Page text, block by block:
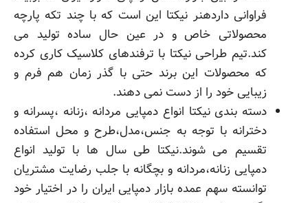
فراوانی داردهنر نیکتا این است که با چند تکه پارچه
محصولاتی خاص و در عین حال ساده تولید می
کند.تیم طراحی نیکتا با ترفندهای کلاسیک کاری کرده
که محصولات این برند حتی با گذر زمان هم فرم و
زیبایی خود را از دست نمی دهند.
دسته بندی نیکتا انواع دمپایی مردانه ،زنانه ،پسرانه و
دخترانه با توجه به جنس،مدل،طرح و محل استفاده
تقسیم می شوند.نیکتا طی سال ها با تولید انواع
دمپایی زنانه،مردانه و بچگانه با جلب رضایت مشتریان
توانسته سهم عمده بازار دمپایی ایران را در اختیار خود